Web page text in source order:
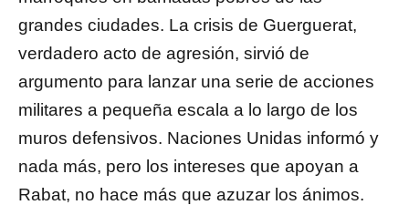
grandes ciudades. La crisis de Guerguerat,
verdadero acto de agresión, sirvió de
argumento para lanzar una serie de acciones
militares a pequeña escala a lo largo de los
muros defensivos. Naciones Unidas informó y
nada más, pero los intereses que apoyan a
Rabat, no hace más que azuzar los ánimos.